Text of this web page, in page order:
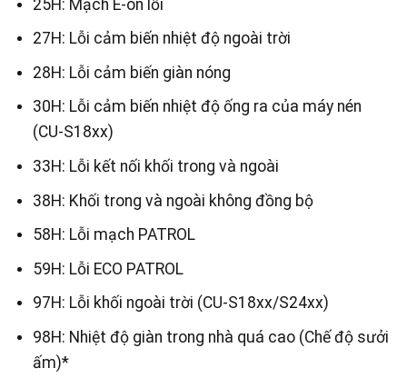
25H: Mạch E-on lỗi
27H: Lỗi cảm biến nhiệt độ ngoài trời
28H: Lỗi cảm biến giàn nóng
30H: Lỗi cảm biến nhiệt độ ống ra của máy nén
(CU-S18xx)
33H: Lỗi kết nối khối trong và ngoài
38H: Khối trong và ngoài không đồng bộ
58H: Lỗi mạch PATROL
59H: Lỗi ECO PATROL
97H: Lỗi khối ngoài trời (CU-S18xx/S24xx)
98H: Nhiệt độ giàn trong nhà quá cao (Chế độ sưởi
ấm)*